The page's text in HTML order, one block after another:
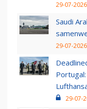
29-07-
Saudi
29-07-
29-07-